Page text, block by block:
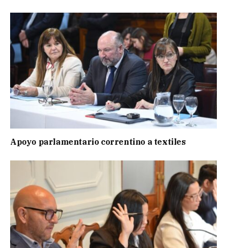
Apoyo parlamentario correntino a textiles